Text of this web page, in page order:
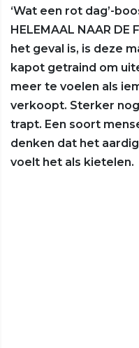
‘Wat een rot dag’-
HELEMAAL NAAR DE
het geval is, is deze
kapot getraind om
meer te voelen als
verkoopt. Sterker
trapt. Een soort
denken dat het
voelt het als kietelen.